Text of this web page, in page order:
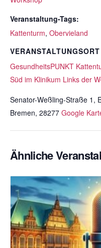
Veranstaltung-Tags:
Kattenturm, Obervieland
VERANSTALTUNGSORT
GesundheitsPUNKT
Süd im Klinikum Links der
Senator-Weßling-Straße 1,
Bremen, 28277 Google
Ähnliche